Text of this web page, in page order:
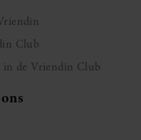
Club
in de Vriendin Club